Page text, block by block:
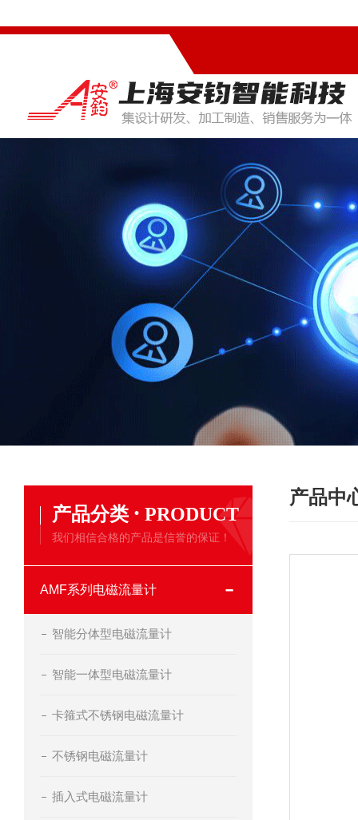
产品分类 · PRODUCT
我们相信合格的产品是信誉的保证！
AMF系列电磁流量计
智能分体型电磁流量计
智能一体型电磁流量计
卡箍式不锈钢电磁流量计
不锈钢电磁流量计
插入式电磁流量计
产品中